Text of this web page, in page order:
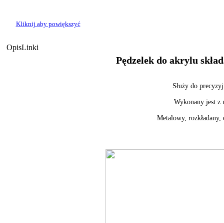
Kliknij aby powiększyć
OpisLinki
Pędzelek do akrylu
Służy do
Wykonany jest z
Metalowy,